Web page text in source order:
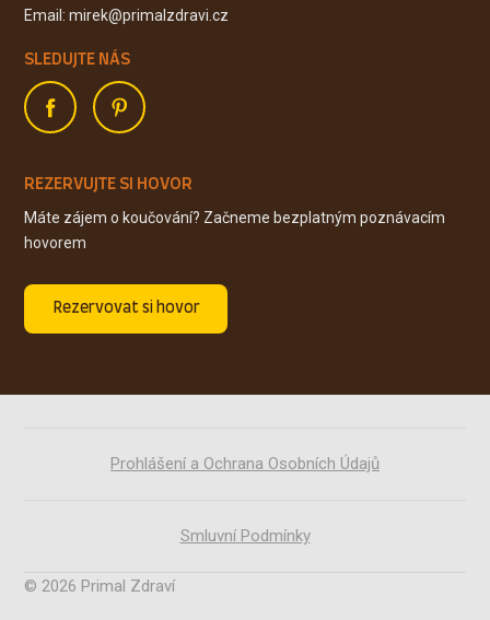
Email: mirek@primalzdravi.cz
SLEDUJTE NÁS
REZERVUJTE SI HOVOR
Máte zájem o koučování? Začneme bezplatným poznávacím
hovorem
Rezervovat si hovor
Prohlášení a Ochrana Osobních Údajů
Smluvní Podmínky
© 2026 Primal Zdraví